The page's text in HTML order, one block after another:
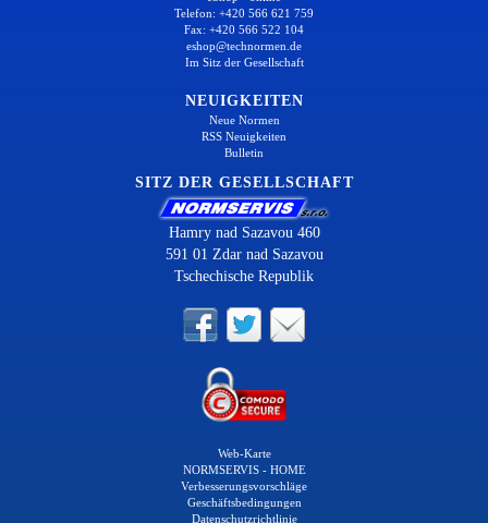
Telefon: +420 566 621 759
Fax: +420 566 522 104
eshop@technormen.de
Im Sitz der Gesellschaft
NEUIGKEITEN
Neue Normen
RSS Neuigkeiten
Bulletin
SITZ DER GESELLSCHAFT
Hamry nad Sazavou 460
591 01 Zdar nad Sazavou
Tschechische Republik
Web-Karte
NORMSERVIS - HOME
Verbesserungsvorschläge
Geschäftsbedingungen
Datenschutzrichtlinie